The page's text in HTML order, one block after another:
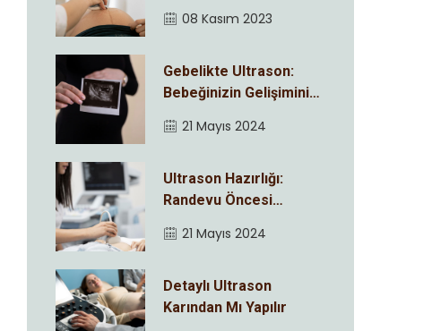
08 Kasım 2023
Gebelikte Ultrason:
Bebeğinizin Gelişimini
21 Mayıs 2024
Ultrason Hazırlığı:
Randevu Öncesi
21 Mayıs 2024
Detaylı Ultrason
Karından Mı Yapılır